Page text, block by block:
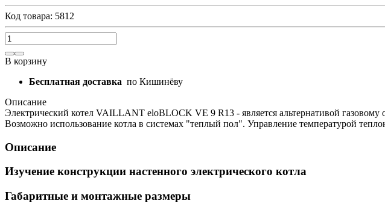
Код товара: 5812
В корзину
Бесплатная доставка по Кишинёву
Описание
Электрический котел VAILLANT eloBLOCK VE 9 R13 - является альтернативой
Возможно использование котла в системах "теплый пол". Управление температурой
Описание
Изучение конструкции настенного электрического котла
Габаритные и монтажные размеры